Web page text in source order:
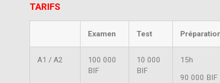
TARIFS
Examen Test
A1 / A2
100 000
BIF
10 000
BIF
15h
90 000 BIF